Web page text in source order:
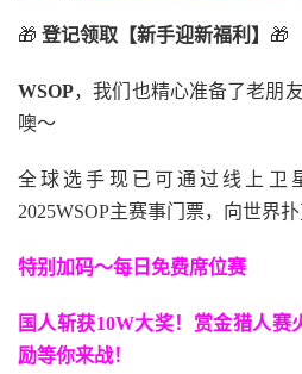
🎁 登记领取【新手迎新福利】 🎁
WSOP，我们也精心准备了老朋
噢～
全球选手现已可通过线上卫
2025WSOP主赛事门票，向世界
特别加码～每日免费席位赛
国人斩获10W大奖！ 赏金猎人赛
励等你来战！